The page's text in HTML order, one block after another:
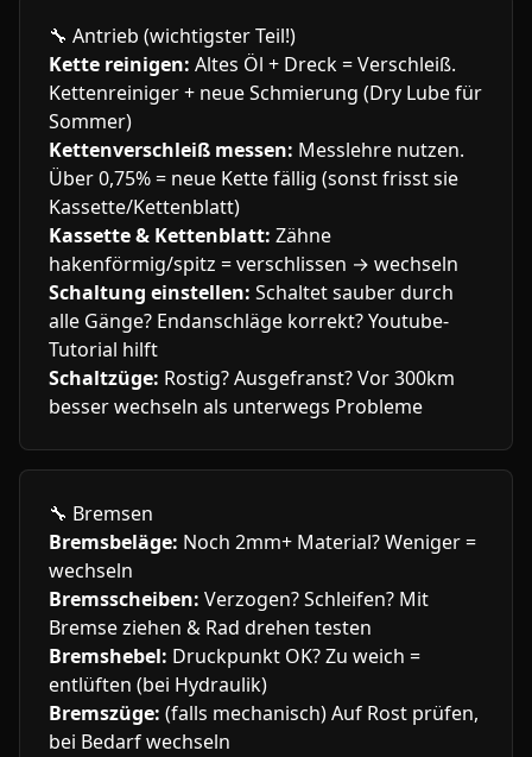
🔧 Antrieb (wichtigster Teil!)
Kette reinigen: Altes Öl + Dreck = Verschleiß.
Kettenreiniger + neue Schmierung (Dry Lube für
Sommer)
Kettenverschleiß messen: Messlehre nutzen.
Über 0,75% = neue Kette fällig (sonst frisst sie
Kassette/Kettenblatt)
Kassette & Kettenblatt: Zähne
hakenförmig/spitz = verschlissen → wechseln
Schaltung einstellen: Schaltet sauber durch
alle Gänge? Endanschläge korrekt? Youtube-
Tutorial hilft
Schaltzüge: Rostig? Ausgefranst? Vor 300km
besser wechseln als unterwegs Probleme
🔧 Bremsen
Bremsbeläge: Noch 2mm+ Material? Weniger =
wechseln
Bremsscheiben: Verzogen? Schleifen? Mit
Bremse ziehen & Rad drehen testen
Bremshebel: Druckpunkt OK? Zu weich =
entlüften (bei Hydraulik)
Bremszüge: (falls mechanisch) Auf Rost prüfen,
bei Bedarf wechseln